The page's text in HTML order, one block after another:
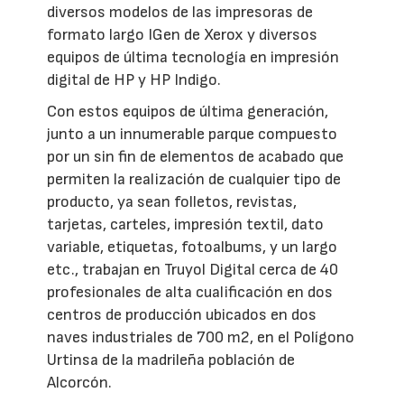
diversos modelos de las impresoras de
formato largo IGen de Xerox y diversos
equipos de última tecnología en impresión
digital de HP y HP Indigo.
Con estos equipos de última generación,
junto a un innumerable parque compuesto
por un sin fin de elementos de acabado que
permiten la realización de cualquier tipo de
producto, ya sean folletos, revistas,
tarjetas, carteles, impresión textil, dato
variable, etiquetas, fotoalbums, y un largo
etc., trabajan en Truyol Digital cerca de 40
profesionales de alta cualificación en dos
centros de producción ubicados en dos
naves industriales de 700 m2, en el Polígono
Urtinsa de la madrileña población de
Alcorcón.